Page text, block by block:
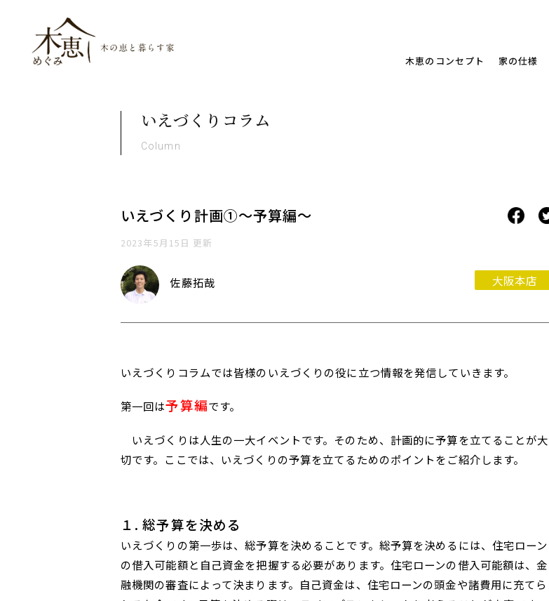
木恵のコンセプト 家の仕様
いえづくりコラム
Column
いえづくり計画①〜予算編〜
2023年5月15日 更新
佐藤拓哉 大阪本店
いえづくりコラムでは皆様のいえづくりの役に立つ情報を発信していきます。
第一回は予算編です。
いえづくりは人生の一大イベントです。そのため、計画的に予算を立てることが大
切です。ここでは、いえづくりの予算を立てるためのポイントをご紹介します。
１. 総予算を決める
いえづくりの第一歩は、総予算を決めることです。総予算を決めるには、住宅ローン
の借入可能額と自己資金を把握する必要があります。住宅ローンの借入可能額は、金
融機関の審査によって決まります。自己資金は、住宅ローンの頭金や諸費用に充てら